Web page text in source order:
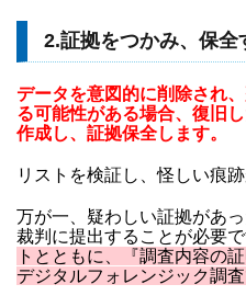
2.証拠をつかみ、保全
データを意図的に削除され
る可能性がある場合、復旧
作成し、証拠保全します。
リストを検証し、怪しい痕
万が一、疑わしい証拠があ
裁判に提出することが必要で
トとともに、『調査内容の
デジタルフォレンジック調査